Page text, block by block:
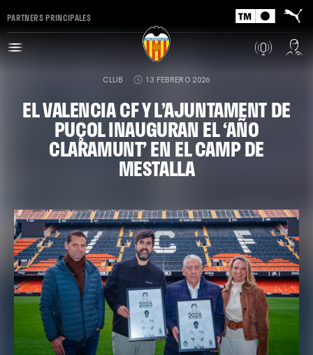
PARTNERS PRINCIPALES
CLUB 13 FEBRERO 2026
EL VALENCIA CF Y L’AJUNTAMENT DE
PUÇOL INAUGURAN EL ‘AÑO
CLARAMUNT’ EN EL CAMP DE
MESTALLA